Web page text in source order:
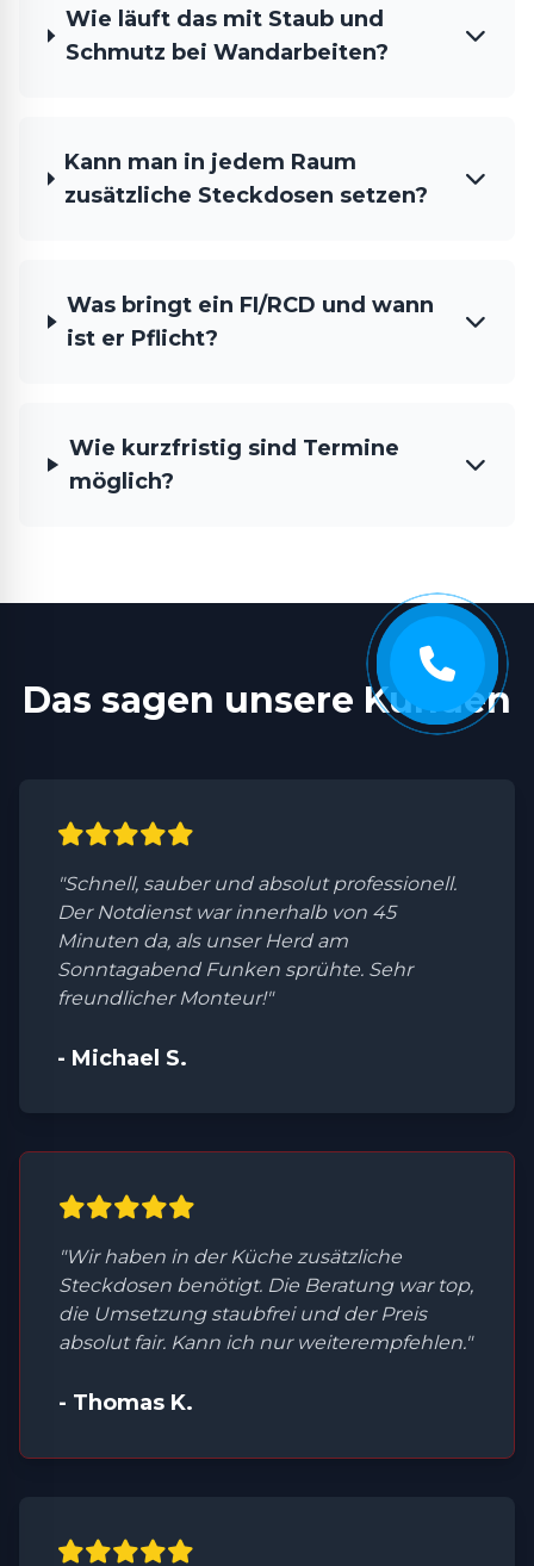
Wie läuft das mit Staub und
Schmutz bei Wandarbeiten?
Kann man in jedem Raum
zusätzliche Steckdosen setzen?
Was bringt ein FI/RCD und wann
ist er Pflicht?
Wie kurzfristig sind Termine
möglich?
Das sagen unsere Kunden
"Schnell, sauber und absolut professionell.
Der Notdienst war innerhalb von 45
Minuten da, als unser Herd am
Sonntagabend Funken sprühte. Sehr
freundlicher Monteur!"
- Michael S.
"Wir haben in der Küche zusätzliche
Steckdosen benötigt. Die Beratung war top,
die Umsetzung staubfrei und der Preis
absolut fair. Kann ich nur weiterempfehlen."
- Thomas K.